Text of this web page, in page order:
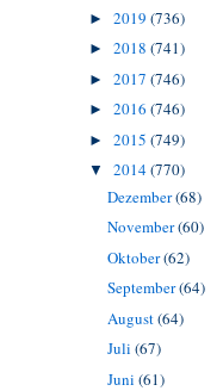
► 2019 (736)
► 2018 (741)
► 2017 (746)
► 2016 (746)
► 2015 (749)
▼ 2014(770)
Dezember(68)
November(60)
Oktober(62)
September(64)
August(64)
Juli (67)
Juni (61)